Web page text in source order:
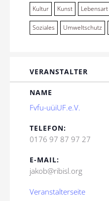
Kultur Kunst Lebensart
Soziales Umweltschutz
VERANSTALTER
NAME
Fvfu-uüiUF.e.V.
TELEFON:
0176 97 87 97 27
E-MAIL:
jakob@ribisl.org
Veranstalterseite